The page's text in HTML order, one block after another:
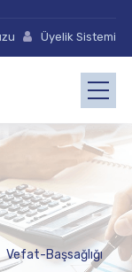
Üyelik Sistemi
Vefat-Başsağlığı